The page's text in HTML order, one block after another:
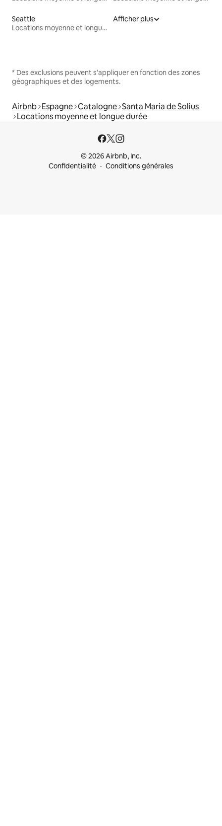
Seattle
Locations moyenne et longue durée
Afficher plus
* Des exclusions peuvent s'appliquer en fonction des zones
géographiques et des logements.
Airbnb Espagne Catalogne Santa Maria de Solius
Locations moyenne et longue durée
© 2026 Airbnb, Inc.
Confidentialité
Conditions générales